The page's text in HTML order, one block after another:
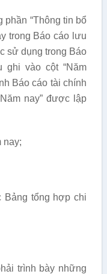
“Thông tin bổ
trong Báo cáo lưu
sử dụng trong Báo
vào cột “Năm
Báo cáo tài chính
nay” được lập
nay;
Bảng tổng hợp chi
trình bày những